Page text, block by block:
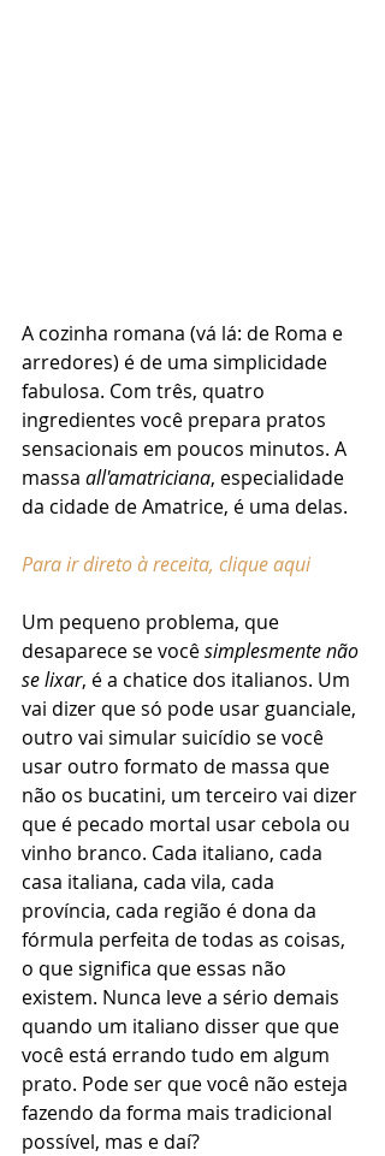
A cozinha romana (vá lá: de Roma e
arredores) é de uma simplicidade
fabulosa. Com três, quatro
ingredientes você prepara pratos
sensacionais em poucos minutos. A
massa all'amatriciana, especialidade
da cidade de Amatrice, é uma delas.
Para ir direto à receita, clique aqui
Um pequeno problema, que
desaparece se você simplesmente não
se lixar, é a chatice dos italianos. Um
vai dizer que só pode usar guanciale,
outro vai simular suicídio se você
usar outro formato de massa que
não os bucatini, um terceiro vai dizer
que é pecado mortal usar cebola ou
vinho branco. Cada italiano, cada
casa italiana, cada vila, cada
província, cada região é dona da
fórmula perfeita de todas as coisas,
o que significa que essas não
existem. Nunca leve a sério demais
quando um italiano disser que que
você está errando tudo em algum
prato. Pode ser que você não esteja
fazendo da forma mais tradicional
possível, mas e daí?